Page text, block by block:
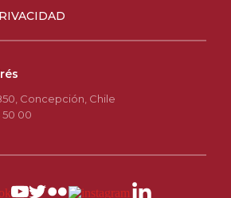
Concepción, Chile
50 00